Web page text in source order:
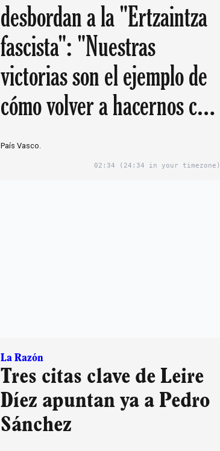
desbordan a la "Ertzaintza
fascista": "Nuestras
victorias son el ejemplo de
cómo volver a hacernos con
las calles"
País Vasco.
02:34 (24:34 in your timezone)
La Razón
Tres citas clave de Leire
Díez apuntan ya a Pedro
Sánchez